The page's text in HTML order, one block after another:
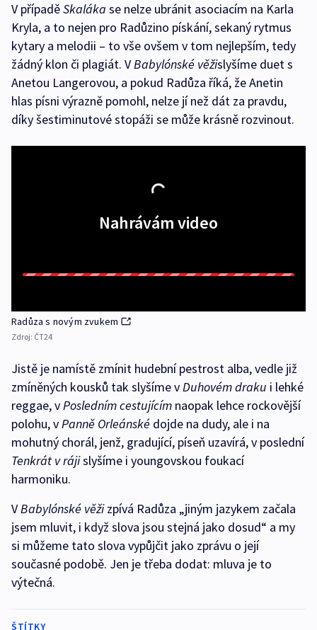
V případěSkaláka se nelze ubránit asociacím na Karla
Kryla, a to nejen pro Radůzino pískání, sekaný rytmus
kytary a melodii – to vše ovšem v tom nejlepším, tedy
žádný klon či plagiát. VBabylónské věžislyšíme duet s
Anetou Langerovou, a pokud Radůza říká, že Anetin
hlas písni výrazně pomohl, nelze jí než dát za pravdu,
díky šestiminutové stopáži se může krásně rozvinout.
Nahrávám video
Radůza s novým zvukem
Zdroj: ČT24
Jistě je namístě zmínit hudební pestrost alba, vedle již
zmíněných kousků tak slyšíme vDuhovém draku i lehké
reggae, vPosledním cestujícím naopak lehce rockovější
polohu, vPanně Orleánské dojde na dudy, ale i na
mohutný chorál, jenž, gradující, píseň uzavírá, v poslední
Tenkrát v rájislyšíme i youngovskou foukací
harmoniku.
VBabylónské věžizpívá Radůza „jiným jazykem začala
jsem mluvit, i když slova jsou stejná jako dosud“ a my
si můžeme tato slova vypůjčit jako zprávu o její
současné podobě. Jen je třeba dodat: mluva je to
výtečná.
ŠTÍTKY